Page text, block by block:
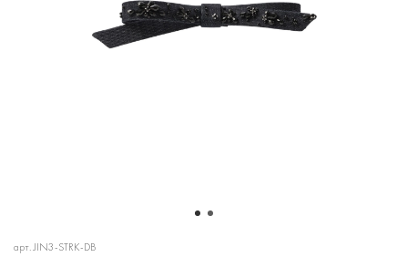
арт.JIN3-STRK-DB